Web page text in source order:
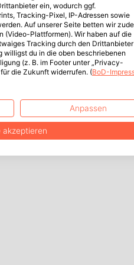
ein, wodurch ggf.
Tracking-Pixel, IP-Adressen sowie
Auf unserer Seite betten wir
(Video-Plattformen). Wir haben auf die
Tracking durch den Drittanbieter
willigst du in die oben beschriebenen
(z. B. im Footer unter „Privacy-
die Zukunft widerrufen. (BoD-
Anpassen
akzeptieren